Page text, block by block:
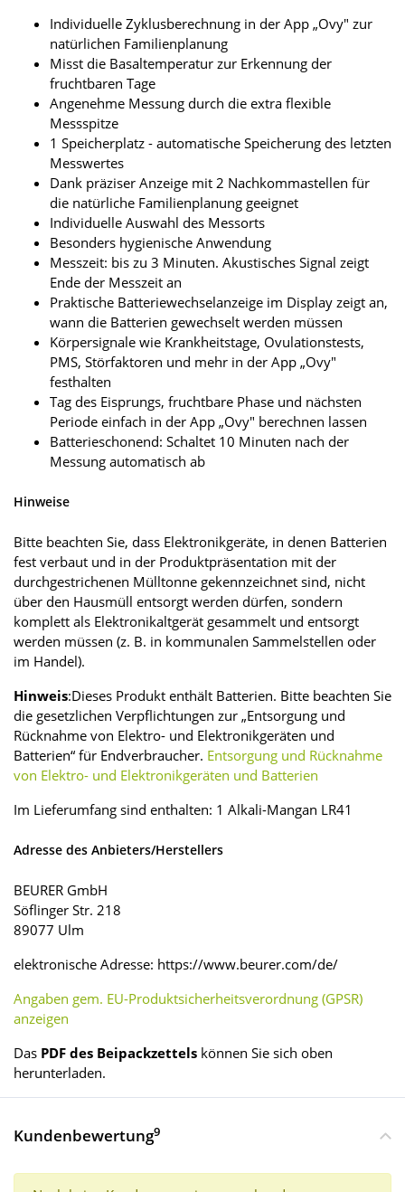
Individuelle Zyklusberechnung in der App „Ovy" zur
natürlichen Familienplanung
Misst die Basaltemperatur zur Erkennung der
fruchtbaren Tage
Angenehme Messung durch die extra flexible
Messspitze
1 Speicherplatz - automatische Speicherung des letzten
Messwertes
Dank präziser Anzeige mit 2 Nachkommastellen für
die natürliche Familienplanung geeignet
Individuelle Auswahl des Messorts
Besonders hygienische Anwendung
Messzeit: bis zu 3 Minuten. Akustisches Signal zeigt
Ende der Messzeit an
Praktische Batteriewechselanzeige im Display zeigt an,
wann die Batterien gewechselt werden müssen
Körpersignale wie Krankheitstage, Ovulationstests,
PMS, Störfaktoren und mehr in der App „Ovy"
festhalten
Tag des Eisprungs, fruchtbare Phase und nächsten
Periode einfach in der App „Ovy" berechnen lassen
Batterieschonend: Schaltet 10 Minuten nach der
Messung automatisch ab
Hinweise
Bitte beachten Sie, dass Elektronikgeräte, in denen Batterien
fest verbaut und in der Produktpräsentation mit der
durchgestrichenen Mülltonne gekennzeichnet sind, nicht
über den Hausmüll entsorgt werden dürfen, sondern
komplett als Elektronikaltgerät gesammelt und entsorgt
werden müssen (z. B. in kommunalen Sammel­stellen oder
im Handel).
Hinweis:Dieses Produkt enthält Batterien. Bitte beachten Sie
die gesetzlichen Verpflichtungen zur „Entsorgung und
Rücknahme von Elektro- und Elektronikgeräten und
Batterien“ für Endverbraucher. Entsorgung und Rücknahme
von Elektro- und Elektronikgeräten und Batterien
Im Lieferumfang sind enthalten: 1 Alkali-Mangan LR41
Adresse des Anbieters/Herstellers
BEURER GmbH
Söflinger Str. 218
89077 Ulm
elektronische Adresse: https://www.beurer.com/de/
Angaben gem. EU-Produktsicherheitsverordnung (GPSR)
anzeigen
Das PDF des Beipackzettels können Sie sich oben
herunterladen.
Kundenbewertung9